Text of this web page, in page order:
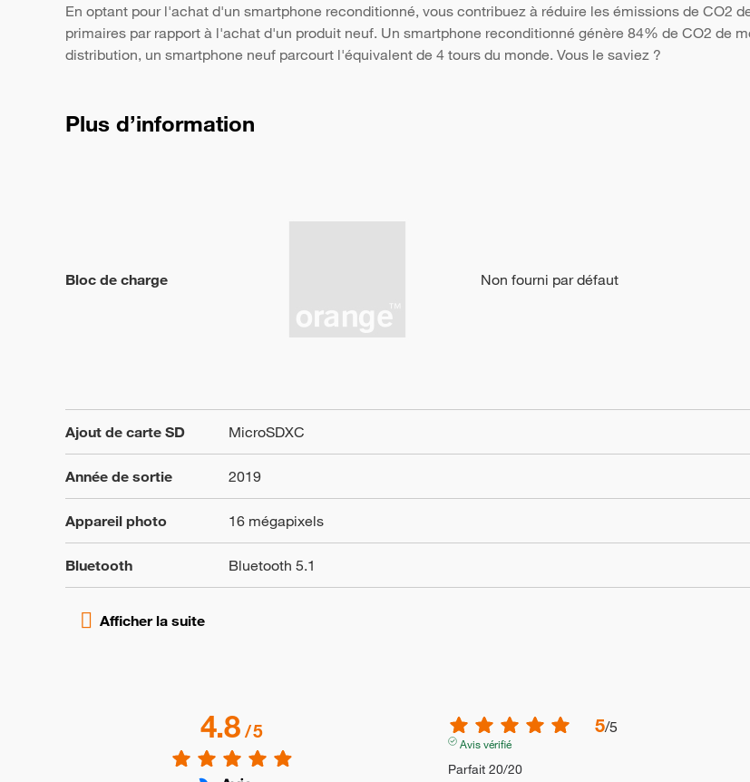
En optant pour l'achat d'un smartphone reconditionné, vous contribuez à réduire les émissions de CO2
primaires par rapport à l'achat d'un produit neuf. Un smartphone reconditionné génère 84% de CO2 de
distribution, un smartphone neuf parcourt l'équivalent de 4 tours du monde. Vous le saviez ?
Plus d’information
Bloc de charge Non fourni par défaut
Ajout de carte SD MicroSDXC
Année de sortie 2019
Appareil photo 16 mégapixels
Bluetooth Bluetooth 5.1
4.8/5 5/5
Avis vérifié
Parfait 20/20